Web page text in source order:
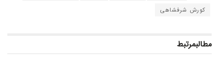
کورش شرفشاهی
مطالبمرتبط